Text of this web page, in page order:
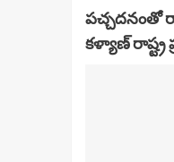
పచ్చదనంతో
కళ్యాణ్